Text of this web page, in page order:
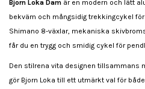
Bjorn Loka Dam är en modern och lätt
bekväm och mångsidig trekkingcykel
Shimano 8-växlar, mekaniska
får du en trygg och smidig cykel för
Den stilrena vita designen tillsammans
gör Bjorn Loka till ett utmärkt val för